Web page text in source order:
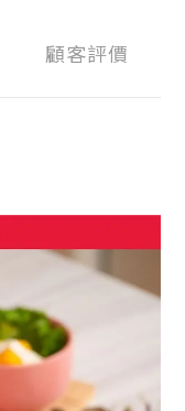
顧客評價